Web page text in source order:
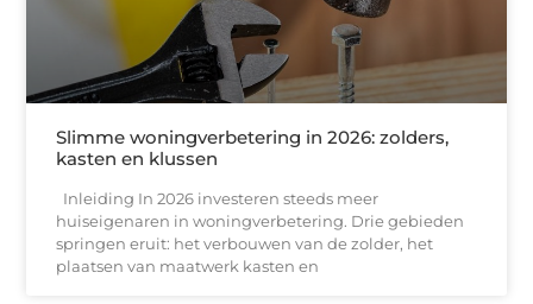
Slimme woningverbetering in 2026: zolders,
kasten en klussen
Inleiding In 2026 investeren steeds meer
huiseigenaren in woningverbetering. Drie gebieden
springen eruit: het verbouwen van de zolder, het
plaatsen van maatwerk kasten en